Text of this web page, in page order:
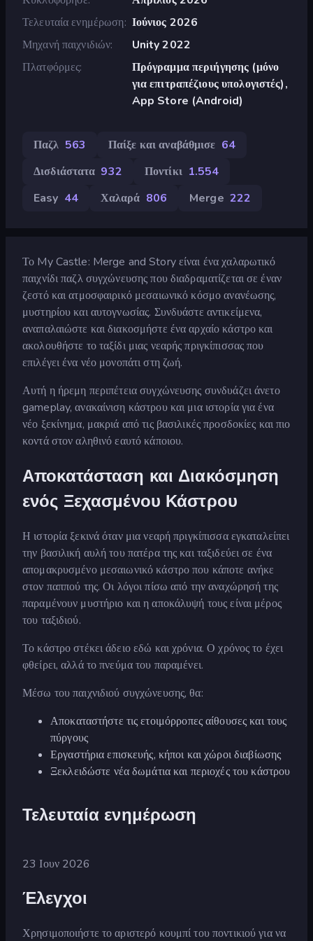
Τελευταία ενημέρωση Ιούνιος 2026
Μηχανή παιχνιδιών
Unity 2022
Πλατφόρμες
Πρόγραμμα περιήγησης (μόνο
για επιτραπέζιους υπολογιστές),
App Store (Android)
Παζλ 563 Παίξε και αναβάθμισε 64
Δισδιάστατα 932 Ποντίκι 1.554
Easy 44 Χαλαρά 806 Merge 222
Το My Castle: Merge and Story είναι ένα χαλαρωτικό
παιχνίδι παζλ συγχώνευσης που διαδραματίζεται σε έναν
ζεστό και ατμοσφαιρικό μεσαιωνικό κόσμο ανανέωσης,
μυστηρίου και αυτογνωσίας. Συνδυάστε αντικείμενα,
αναπαλαιώστε και διακοσμήστε ένα αρχαίο κάστρο και
ακολουθήστε το ταξίδι μιας νεαρής πριγκίπισσας που
επιλέγει ένα νέο μονοπάτι στη ζωή.
Αυτή η ήρεμη περιπέτεια συγχώνευσης συνδυάζει άνετο
gameplay, ανακαίνιση κάστρου και μια ιστορία για ένα
νέο ξεκίνημα, μακριά από τις βασιλικές προσδοκίες και πιο
κοντά στον αληθινό εαυτό κάποιου.
Αποκατάσταση και Διακόσμηση
ενός Ξεχασμένου Κάστρου
Η ιστορία ξεκινά όταν μια νεαρή πριγκίπισσα εγκαταλείπει
την βασιλική αυλή του πατέρα της και ταξιδεύει σε ένα
απομακρυσμένο μεσαιωνικό κάστρο που κάποτε ανήκε
στον παππού της. Οι λόγοι πίσω από την αναχώρησή της
παραμένουν μυστήριο και η αποκάλυψή τους είναι μέρος
του ταξιδιού.
Το κάστρο στέκει άδειο εδώ και χρόνια. Ο χρόνος το έχει
φθείρει, αλλά το πνεύμα του παραμένει.
Μέσω του παιχνιδιού συγχώνευσης, θα:
Αποκαταστήστε τις ετοιμόρροπες αίθουσες και τους
πύργους
Εργαστήρια επισκευής, κήποι και χώροι διαβίωσης
Ξεκλειδώστε νέα δωμάτια και περιοχές του κάστρου
Τελευταία ενημέρωση
23 Ιουν 2026
Έλεγχοι
Χρησιμοποιήστε το αριστερό κουμπί του ποντικιού για να